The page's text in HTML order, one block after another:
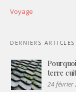
Voyage
DERNIERS ARTICLES
terre
24 février